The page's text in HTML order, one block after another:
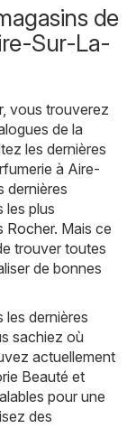
de
Sur-La-
, vous trouverez
de la
les dernières
à Aire-
dernières
les plus
Rocher. Mais ce
trouver toutes
de bonnes
dernières
sachiez où
actuellement
Beauté et
pour une
des